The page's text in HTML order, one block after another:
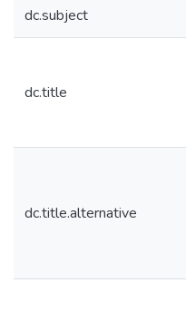
dc.subject
dc.title
dc.title.alternative